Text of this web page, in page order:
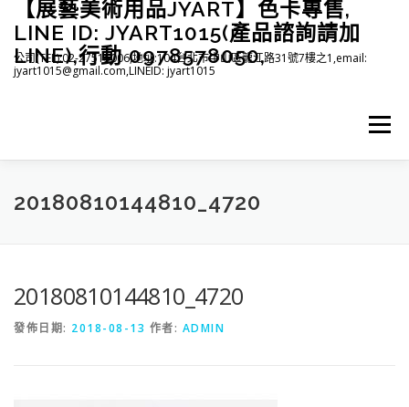
【展藝美術用品JYART】色卡專售,
LINE ID: JYART1015(產品諮詢請加
LINE),行動 0978578050,
公司(TEL):02-27515006,地址:104台北市中山區龍江路31號7樓之1,email:
jyart1015@gmail.com,LINEID: jyart1015
選單
首頁 紡織系列 印刷系列 塑膠系列
20180810144810_4720
20180810144810_4720
發佈日期: 2018-08-13 作者: ADMIN